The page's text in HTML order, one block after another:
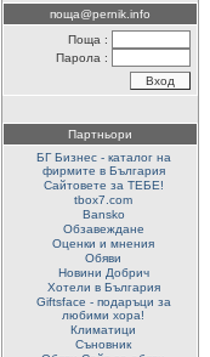
поща@pernik.info
Поща :
Парола :
Партньори
БГ Бизнес - каталог на
фирмите в България
Сайтовете за ТЕБЕ!
tbox7.com
Bansko
Обзавеждане
Оценки и мнения
Обяви
Новини Добрич
Хотели в България
Giftsface - подаръци за
любими хора!
Климатици
Съновник